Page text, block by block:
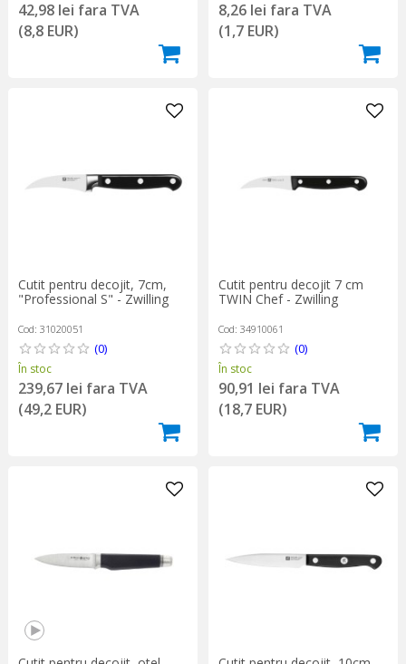
42,98 lei fara TVA
(8,8 EUR)
8,26 lei fara TVA
(1,7 EUR)
Cutit pentru decojit, 7cm,
"Professional S" - Zwilling
Cod: 31020051
(0)
În stoc
239,67 lei fara TVA
(49,2 EUR)
Cutit pentru decojit 7 cm
TWIN Chef - Zwilling
Cod: 34910061
(0)
În stoc
90,91 lei fara TVA
(18,7 EUR)